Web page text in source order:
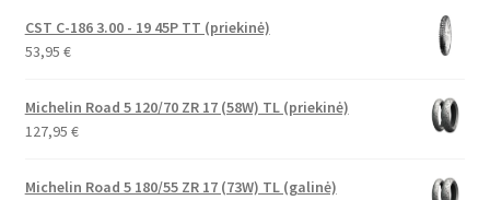
CST C-186 3.00 - 19 45P TT (priekinė)
53,95 €
Michelin Road 5 120/70 ZR 17 (58W) TL (priekinė)
127,95 €
Michelin Road 5 180/55 ZR 17 (73W) TL (galinė)